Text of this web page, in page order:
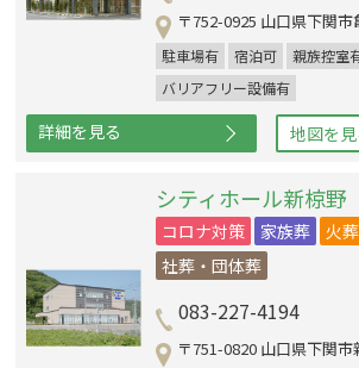
〒752-0925 山口県下関市
駐車場有 宿泊可 親族控室
バリアフリー設備有
詳細を見る 地図を見
シティホール新椋野
コロナ対策 家族葬 火葬
社葬・団体葬
083-227-4194
〒751-0820 山口県下関